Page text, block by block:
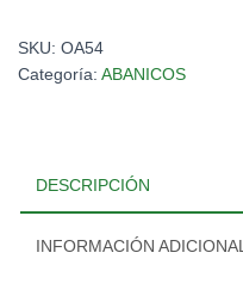
SKU: OA54
Categoría: ABANICOS
DESCRIPCIÓN
INFORMACIÓN ADICIONAL